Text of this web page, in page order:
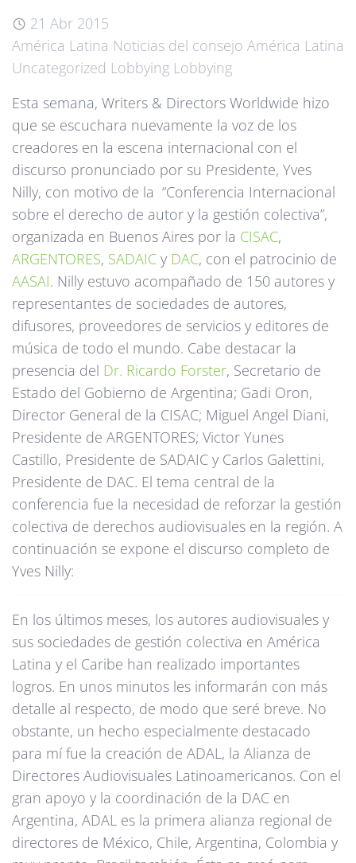
21 Abr 2015
América Latina Noticias del consejo América Latina
Uncategorized Lobbying Lobbying
Esta semana, Writers & Directors Worldwide hizo
que se escuchara nuevamente la voz de los
creadores en la escena internacional con el
discurso pronunciado por su Presidente, Yves
Nilly, con motivo de la “Conferencia Internacional
sobre el derecho de autor y la gestión colectiva”,
organizada en Buenos Aires por la CISAC,
ARGENTORES, SADAIC y DAC, con el patrocinio de
AASAI. Nilly estuvo acompañado de 150 autores y
representantes de sociedades de autores,
difusores, proveedores de servicios y editores de
música de todo el mundo. Cabe destacar la
presencia del Dr. Ricardo Forster, Secretario de
Estado del Gobierno de Argentina; Gadi Oron,
Director General de la CISAC; Miguel Angel Diani,
Presidente de ARGENTORES; Victor Yunes
Castillo, Presidente de SADAIC y Carlos Galettini,
Presidente de DAC. El tema central de la
conferencia fue la necesidad de reforzar la gestión
colectiva de derechos audiovisuales en la región. A
continuación se expone el discurso completo de
Yves Nilly:
En los últimos meses, los autores audiovisuales y
sus sociedades de gestión colectiva en América
Latina y el Caribe han realizado importantes
logros. En unos minutos les informarán con más
detalle al respecto, de modo que seré breve. No
obstante, un hecho especialmente destacado
para mí fue la creación de ADAL, la Alianza de
Directores Audiovisuales Latinoamericanos. Con el
gran apoyo y la coordinación de la DAC en
Argentina, ADAL es la primera alianza regional de
directores de México, Chile, Argentina, Colombia y